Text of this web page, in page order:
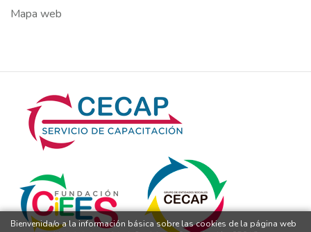
Mapa web
Bienvenida/o a la información básica sobre las cookies de la página web